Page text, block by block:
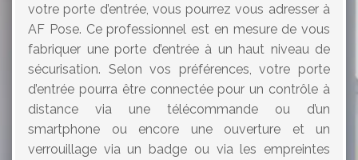
votre porte d’entrée, vous pourrez vous adresser à
AF Pose. Ce professionnel est en mesure de vous
fabriquer une porte d’entrée à un haut niveau de
sécurisation. Selon vos préférences, votre porte
d’entrée pourra être connectée pour un contrôle à
distance via une télécommande ou d’un
smartphone ou encore une ouverture et un
verrouillage via un badge ou via les empreintes